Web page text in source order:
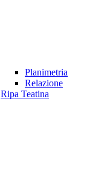
Planimetria
Relazione
Ripa Teatina